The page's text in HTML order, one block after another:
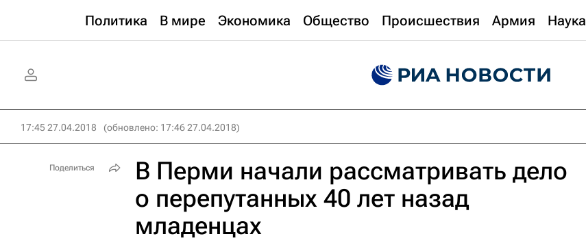
Политика В мире Экономика Общество Происшествия Армия Наука
17:45 27.04.2018 (обновлено: 17:46 27.04.2018)
В Перми начали рассматривать дело
о перепутанных 40 лет назад
младенцах
Поделиться